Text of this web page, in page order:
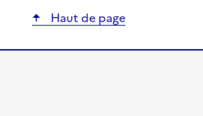
Haut de page